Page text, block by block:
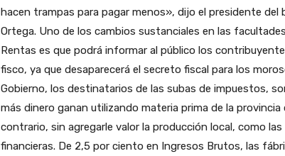
hacen trampas para pagar menos», dijo el presidente del
Ortega. Uno de los cambios sustanciales en las
Rentas es que podrá informar al público los
fisco, ya que desaparecerá el secreto fiscal para los
Gobierno, los destinatarios de las subas de impuestos,
más dinero ganan utilizando materia prima de la provincia
contrario, sin agregarle valor la producción local, como
financieras. De 2,5 por ciento en Ingresos Brutos, las